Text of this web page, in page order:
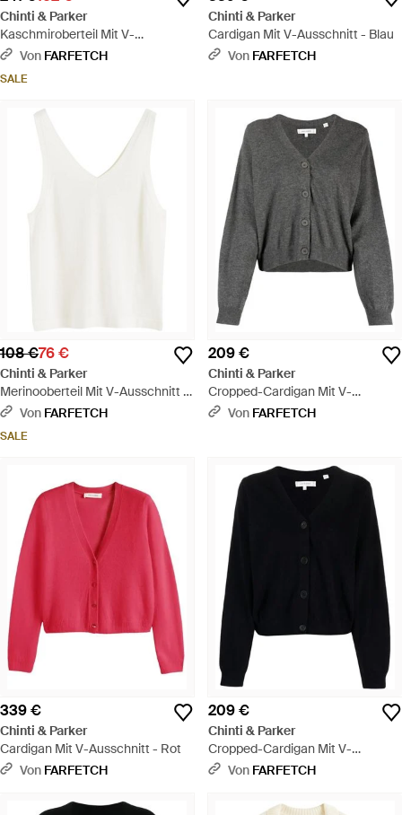
Chinti & Parker
Kaschmiroberteil Mit V-
Ausschnitt - Grün
Von FARFETCH
SALE
Chinti & Parker
Cardigan Mit V-Ausschnitt - Blau
Von FARFETCH
108 €76 €
Chinti & Parker
Merinooberteil Mit V-Ausschnitt -
WeißVon FARFETCH
SALE
209 €
Chinti & Parker
Cropped-Cardigan Mit V-
Ausschnitt - Grau
Von FARFETCH
339 €
Chinti & Parker
Cardigan Mit V-Ausschnitt - Rot
Von FARFETCH
209 €
Chinti & Parker
Cropped-Cardigan Mit V-
Ausschnitt - Schwarz
Von FARFETCH